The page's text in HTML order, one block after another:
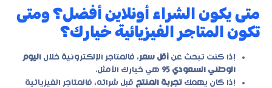
متى يكون الشراء أونلاين أفضل؟ ومتى
تكون المتاجر الفيزيائية خيارك؟
إذا كنت تبحث عن أقل سعر، فالمتاجر الإلكترونية خلال اليوم
الوطني السعودي 95
هي خيارك الأمثل.
إذا كان يهمك تجربة المنتج قبل شرائه، فالمتاجر الفيزيائية